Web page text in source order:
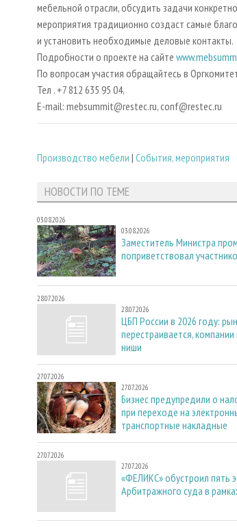
мебельной отрасли, обсудить задачи
мероприятия традиционно создаст самые
и установить необходимые деловые контакты.
Подробности о проекте на сайте
По вопросам участия обращайтесь в
Тел . +7 812 635 95 04,
E-mail: mebsummit@restec.ru, conf@restec.ru
Производство мебели | События, мероприятия
НОВОСТИ ПО ТЕМЕ
03.08.2026
03.08.2026
Заместитель Министра
поприветствовал
28.07.2026
28.07.2026
ЦБП России в 2026 году:
перестраивается,
ниши
27.07.2026
27.07.2026
Бизнес предупредили о
при переходе на
транспортные накладные
27.07.2026
27.07.2026
«ФЕЛИКС» обустроил пять
Арбитражного суда в